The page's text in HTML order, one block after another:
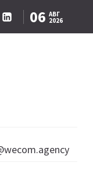
06 АВГ
2026